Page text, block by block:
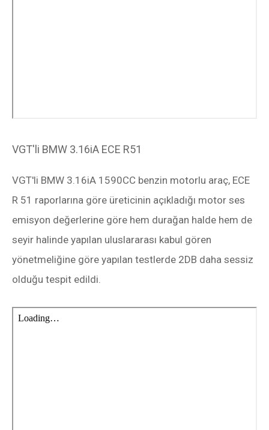
VGT'li BMW 3.16iA ECE R51
VGT'li BMW 3.16iA 1590CC benzin motorlu araç, ECE
R 51 raporlarına göre üreticinin açıkladığı motor ses
emisyon değerlerine göre hem durağan halde hem de
seyir halinde yapılan uluslararası kabul gören
yönetmeliğine göre yapılan testlerde 2DB daha sessiz
olduğu tespit edildi.